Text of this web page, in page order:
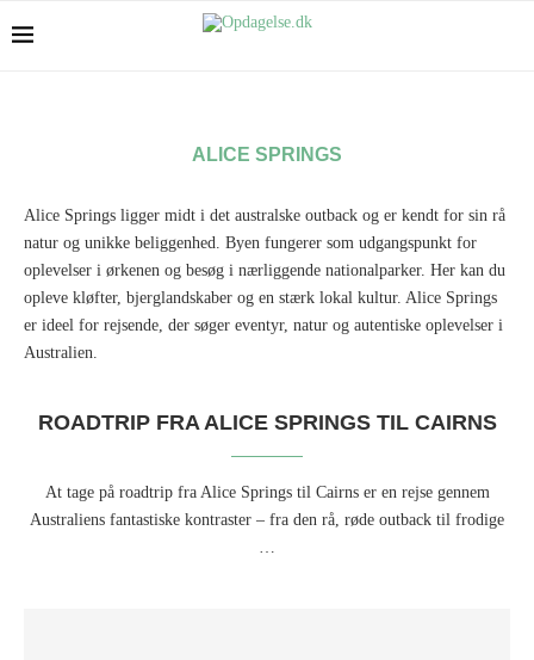
ALICE SPRINGS
Alice Springs ligger midt i det australske outback og er kendt for sin rå
natur og unikke beliggenhed. Byen fungerer som udgangspunkt for
oplevelser i ørkenen og besøg i nærliggende nationalparker. Her kan du
opleve kløfter, bjerglandskaber og en stærk lokal kultur. Alice Springs
er ideel for rejsende, der søger eventyr, natur og autentiske oplevelser i
Australien.
ROADTRIP FRA ALICE SPRINGS TIL CAIRNS
At tage på roadtrip fra Alice Springs til Cairns er en rejse gennem
Australiens fantastiske kontraster – fra den rå, røde outback til frodige
…